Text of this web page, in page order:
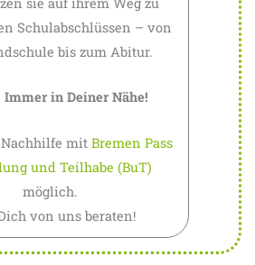
Schulabschlüssen – von
bis zum Abitur.
Immer in Deiner Nähe!
mit Bremen Pass
und Teilhabe (BuT)
möglich.
von uns beraten!